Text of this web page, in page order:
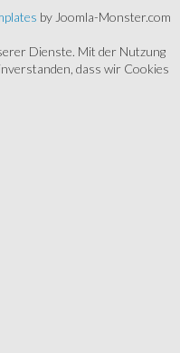
by Joomla-Monster.com
Dienste. Mit der Nutzung
dass wir Cookies